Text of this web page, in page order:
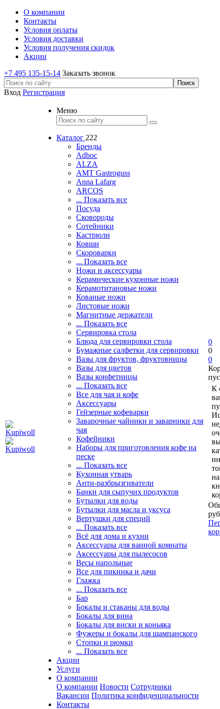
О компании
Контакты
Условия оплаты
Условия доставки
Условия получения скидок
Акции
+7 495 135-15-14 Заказать звонок
Вход Регистрация
Меню
Каталог 222
Бренды
Adhoc
ALZA
AMT Gastroguss
Anna Lafarg
ARCOS
... Показать все
Посуда
Сковороды
Сотейники
Кастрюли
Ковши
Скороварки
... Показать все
Ножи и аксессуары
Керамические кухонные ножи
Керамотитановые ножи
Кованые ножи
Листовые ножи
Магнитные держатели
... Показать все
Сервировка стола
Блюда для сервировки стола
Бумажные салфетки для сервировки
Вазы для фруктов, фруктовницы
Вазы для цветов
Вазы конфетницы
... Показать все
Все для чая и кофе
Аксессуары
Гейзерные кофеварки
Заварочные чайники и заварники для
чая
Кофейники
Наборы для приготовления кофе на
песке
... Показать все
Кухонная утварь
Анти-разбрызгиватели
Банки для сыпучих продуктов
Бутылки для воды
Бутылки для масла и уксуса
Вертушки для специй
... Показать все
Всё для дома и кухни
Аксессуары для ванной комнаты
Аксессуары для пылесосов
Весы напольные
Все для пикника и дачи
Глажка
... Показать все
Бар
Бокалы и стаканы для воды
Бокалы для вина
Бокалы для виски и коньяка
Фужеры и бокалы для шампанского
Стопки и рюмки
... Показать все
Акции
Услуги
О компании
О компании Новости Сотрудники
Вакансии Политика конфиденциальности
Контакты
0
0
0
К